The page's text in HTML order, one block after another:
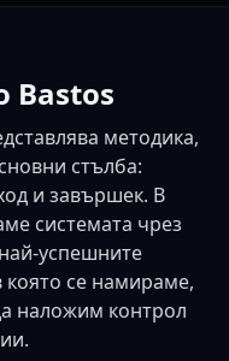
Bastos
методика,
стълба:
и завършек. В
системата чрез
успешните
която се намираме,
наложим контрол